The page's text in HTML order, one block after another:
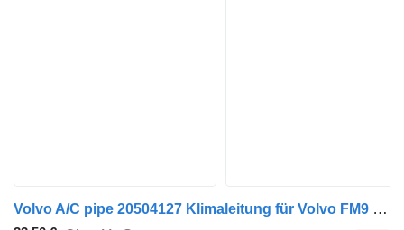
Volvo A/C pipe 20504127 Klimaleitung für Volvo FM9 Sattelzugmaschine